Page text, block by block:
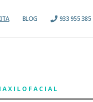
BLOG 933 955 385